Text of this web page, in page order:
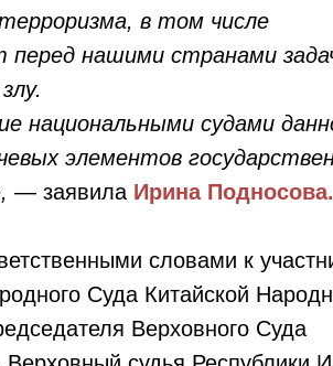
в том числе
перед нашими странами
национальными судами
элементов
— заявила Ирина Подносова.
словами к
Суда Китайской
Верховного Суда